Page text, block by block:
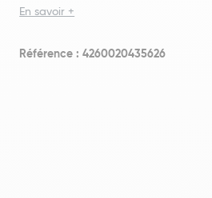
En savoir +
Référence : 4260020435626